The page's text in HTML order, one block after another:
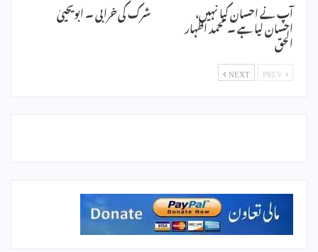
آپ نے احسان کیا نہیں،
احسان لیا ہے ۔ محمد اظہار
الحق
شرک کی خرابی ۔ ابویحییٰ
NEXT